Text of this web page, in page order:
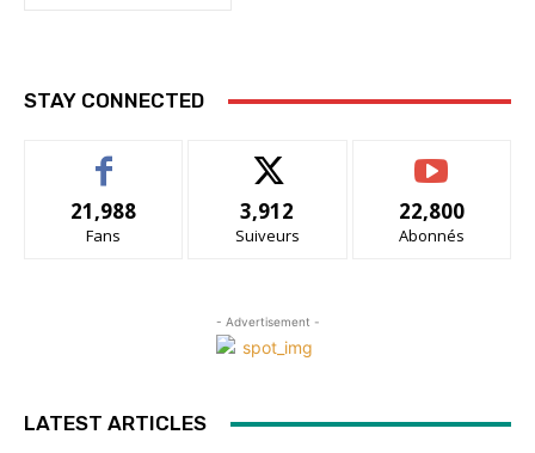
STAY CONNECTED
21,988
Fans
3,912
Suiveurs
22,800
Abonnés
- Advertisement -
LATEST ARTICLES